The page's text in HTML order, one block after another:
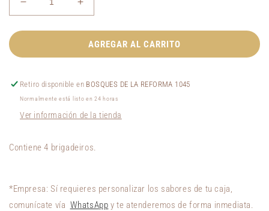
Reducir
cantidad
para
Acetato
Aumentar
cantidad
para
Caja
Acetato
AGREGAR AL CARRITO
Retiro disponible en BOSQUES DE LA REFORMA 1045
Normalmente está listo en 24 horas
Ver información de la tienda
Contiene 4 brigadeiros.
*Empresa: Sí requieres personalizar los sabores de tu caja,
comunícate vía WhatsApp y te atenderemos de forma inmediata.